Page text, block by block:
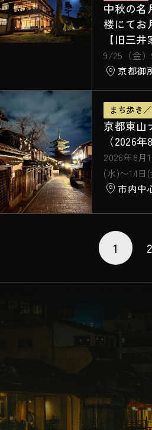
中秋の
楼にてお
【旧三井
9/25（金
京都御
まち歩き
京都東山
（2026
2026年8月
(水)〜14日
(金)・22
9日(水)・
(金)〜22
(土)・28
市内中
1 2